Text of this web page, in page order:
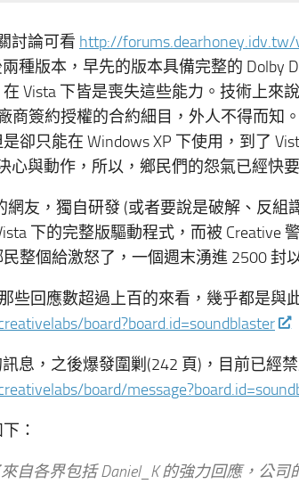
討論可看 http://
種版本，早先的版本具備完整的 Dolby
Vista 下皆是喪失這些能力。技術上來
廠商簽約授權的合約細目，外人不得而
卻只能在 Windows XP 下使用，到了
心與動作，所以，鄉民們的怨氣已經快
網友，獨自研發 (或者要說是破解、反組
下的完整版驅動程式，而被 Creative
整個給激怒了，一個週末湧進 2500 封
些回應數超過上百的來看，幾乎都是與
board?board.id=soundblaster
息，之後爆發圍剿(242 頁)，目前已經禁
board/
：
自各界包括 Daniel_K 的強力回應，公